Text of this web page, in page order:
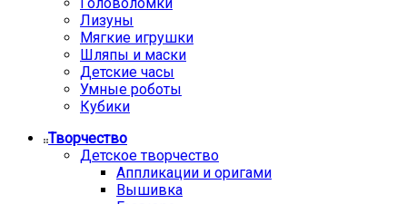
Головоломки
Лизуны
Мягкие игрушки
Шляпы и маски
Детские часы
Умные роботы
Кубики
Творчество
Детское творчество
Аппликации и оригами
Вышивка